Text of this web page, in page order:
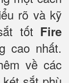
rõ và kỹ
tốt Fire
cao nhất.
về các